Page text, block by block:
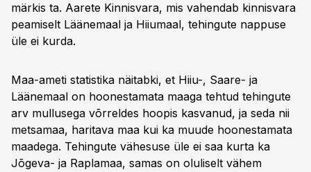
märkis ta. Aarete Kinnisvara, mis vahendab kinnisvara
peamiselt Läänemaal ja Hiiumaal, tehingute nappuse
üle ei kurda.
Maa-ameti statistika näitabki, et Hiiu-, Saare- ja
Läänemaal on hoonestamata maaga tehtud tehingute
arv mullusega võrreldes hoopis kasvanud, ja seda nii
metsamaa, haritava maa kui ka muude hoonestamata
maadega. Tehingute vähesuse üle ei saa kurta ka
Jõgeva- ja Raplamaa, samas on oluliselt vähem